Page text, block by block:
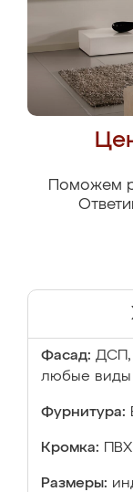
Поможем
Фасад: ДСП,
любые виды
Фурнитура:
Кромка:
Размеры: